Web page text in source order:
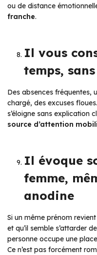
ou de distance
franche.
Il vous
temps,
Des absences fréquentes,
chargé, des excuses
s’éloigne sans explication
source d’attention
Il évoque
femme,
anodine
Si un même prénom
et qu’il semble s’attarder
personne occupe une
Ce n’est pas forcément